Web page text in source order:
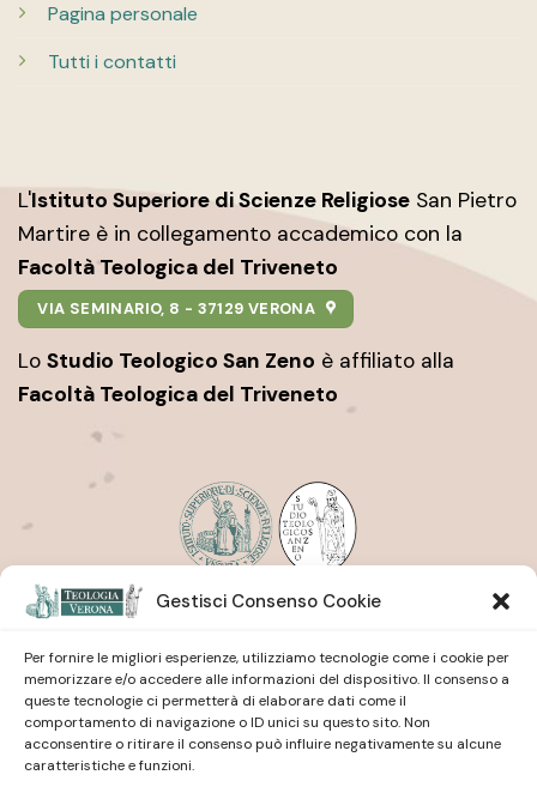
Gestisci Consenso Cookie
Per fornire le migliori esperienze, utilizziamo tecnologie come i cookie per
memorizzare e/o accedere alle informazioni del dispositivo. Il consenso a
queste tecnologie ci permetterà di elaborare dati come il
comportamento di navigazione o ID unici su questo sito. Non
acconsentire o ritirare il consenso può influire negativamente su alcune
caratteristiche e funzioni.
Pagina personale
Tutti i contatti
L'Istituto Superiore di Scienze Religiose San Pietro
Martire è in collegamento accademico con la
Facoltà Teologica del Triveneto
VIA SEMINARIO, 8 - 37129 VERONA
Lo Studio Teologico San Zeno è affiliato alla
Facoltà Teologica del Triveneto
Istituto Superiore di Scienze Religiose
| San Pietro